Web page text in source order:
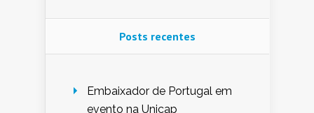
Posts recentes
Embaixador de Portugal em
evento na Unicap